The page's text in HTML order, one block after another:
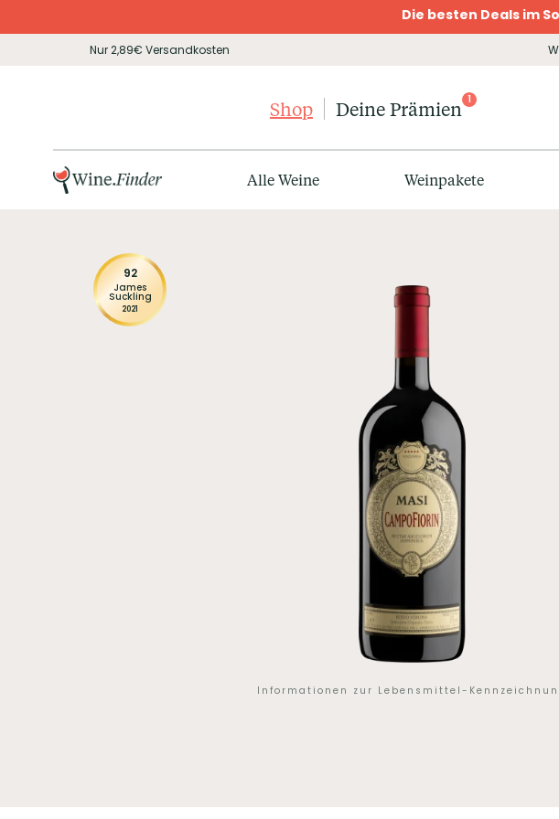
Die besten Deals im
Nur 2,89€ Versandkosten
Shop Deine Prämien 1
Alle Weine Weinpakete
92
James
Suckling
2021
Informationen zur Lebensmittel-